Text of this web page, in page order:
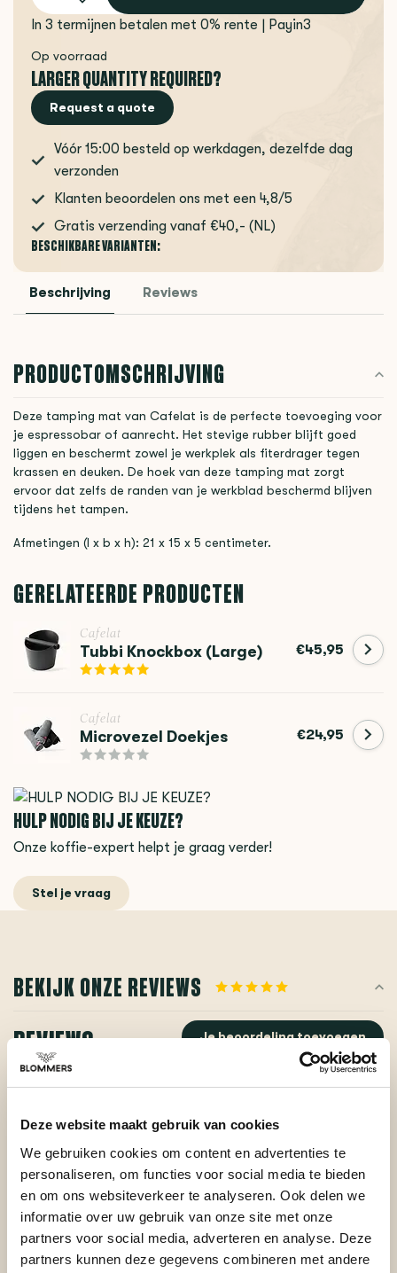
Deze website maakt gebruik van cookies
We gebruiken cookies om content en advertenties te
personaliseren, om functies voor social media te bieden
en om ons websiteverkeer te analyseren. Ook delen we
informatie over uw gebruik van onze site met onze
partners voor social media, adverteren en analyse. Deze
partners kunnen deze gegevens combineren met andere
In 3 termijnen betalen met 0% rente | Payin3
Op voorraad
LARGER QUANTITY REQUIRED?
Request a quote
Vóór 15:00 besteld op werkdagen, dezelfde dag
verzonden
Klanten beoordelen ons met een 4,8/5
Gratis verzending vanaf €40,- (NL)
BESCHIKBARE VARIANTEN:
Beschrijving Reviews
PRODUCTOMSCHRIJVING
Deze tamping mat van Cafelat is de perfecte toevoeging voor
je espressobar of aanrecht. Het stevige rubber blijft goed
liggen en beschermt zowel je werkplek als fiterdrager tegen
krassen en deuken. De hoek van deze tamping mat zorgt
ervoor dat zelfs de randen van je werkblad beschermd blijven
tijdens het tampen.
Afmetingen (l x b x h): 21 x 15 x 5 centimeter.
GERELATEERDE PRODUCTEN
Cafelat
Tubbi Knockbox (Large) €45,95
Cafelat
Microvezel Doekjes €24,95
HULP NODIG BIJ JE KEUZE?
Onze koffie-expert helpt je graag verder!
Stel je vraag
BEKIJK ONZE REVIEWS
REVIEWS Je beoordeling toevoegen
Posted on 29 April 2026 at 21:11 door Rene
Prima. Goed product. Stevig. Blijft goed liggen!